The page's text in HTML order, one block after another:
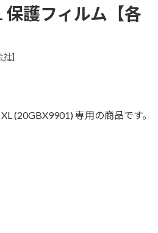
保護フィルム【各
社]
(20GBX9901) 専用の商品です。